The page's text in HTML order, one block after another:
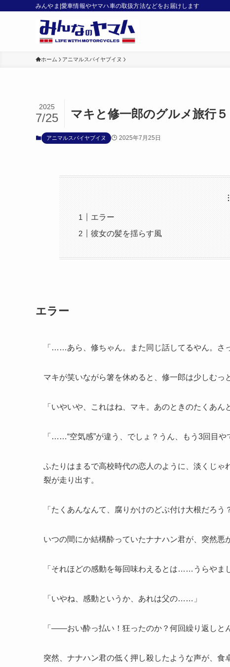
みんやま|愛車情報やヤマハ車の取扱方法などをお届けします
ホーム アニマルスパイヤブイヌ
マキと修一郎のグルメ旅行
2025
7/25
アニマルスパイヤブイヌ 2025年7月25日
エラー
彼女の髪を揺らす風
エラー
「……あら、修ちゃん。また同じ話してるやん。さ
マキが笑いながら箸を休めると、修一郎は少しむっ
「いやいや、これはね、マキ。あのときのたくあ
「……“空気感”が違う、でしょ？うん、もう3回目や
ふたりはまるで高校時代の恋人のように、淡くじ
裂が走り出す。
「たくあんなんて、腐りかけのどぶ付け大根だろう
いつの間にか結構酔っていたナナハン君が、突然悪
「それほどの感動を毎回味わえるとは……うらやま
「いやね、感動というか、あれは父の……」
「——おい酔っ払い！狂ったのか？何回繰り返しと
突然、ナナハン君の低く押し殺したような声が、食